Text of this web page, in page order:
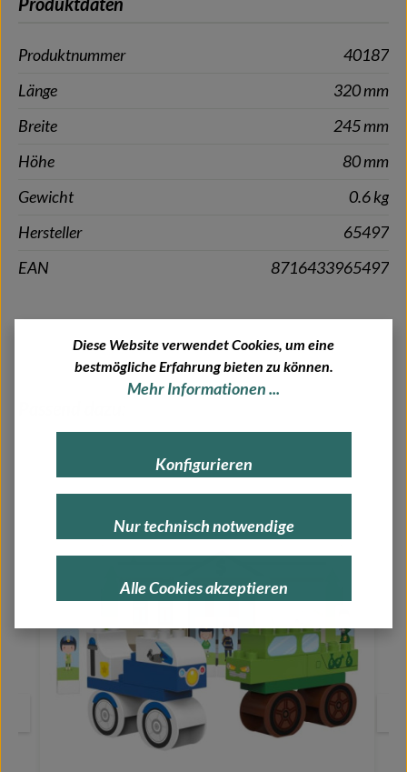
Produktnummer
40187
Länge
320 mm
Breite
245 mm
Höhe
80 mm
Gewicht
0.6 kg
Hersteller
65497
EAN
8716433965497
Diese Website verwendet Cookies, um eine
bestmögliche Erfahrung bieten zu können.
Mehr Informationen ...
Alle Cookies akzeptieren
Konfigurieren
Nur technisch notwendige